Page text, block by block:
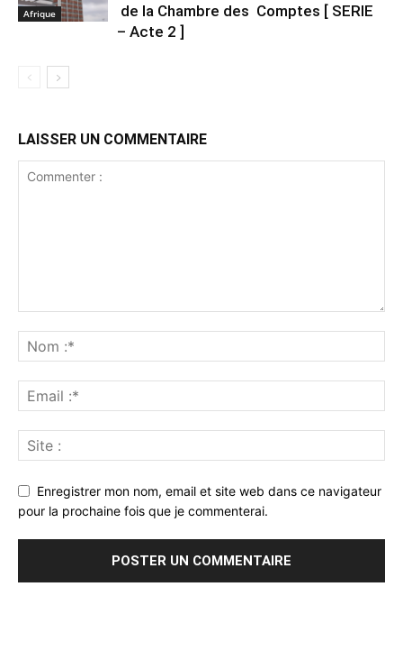
Afrique
de la Chambre des Comptes [ SERIE
– Acte 2 ]
LAISSER UN COMMENTAIRE
Enregistrer mon nom, email et site web dans ce navigateur
pour la prochaine fois que je commenterai.